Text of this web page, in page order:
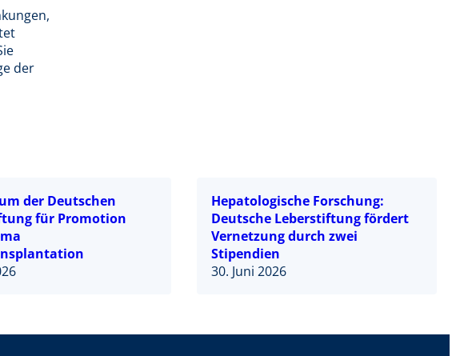
der
der Deutschen
für Promotion
Hepatologische Forschung:
Deutsche Leberstiftung fördert
Vernetzung durch zwei
Stipendien
30. Juni 2026